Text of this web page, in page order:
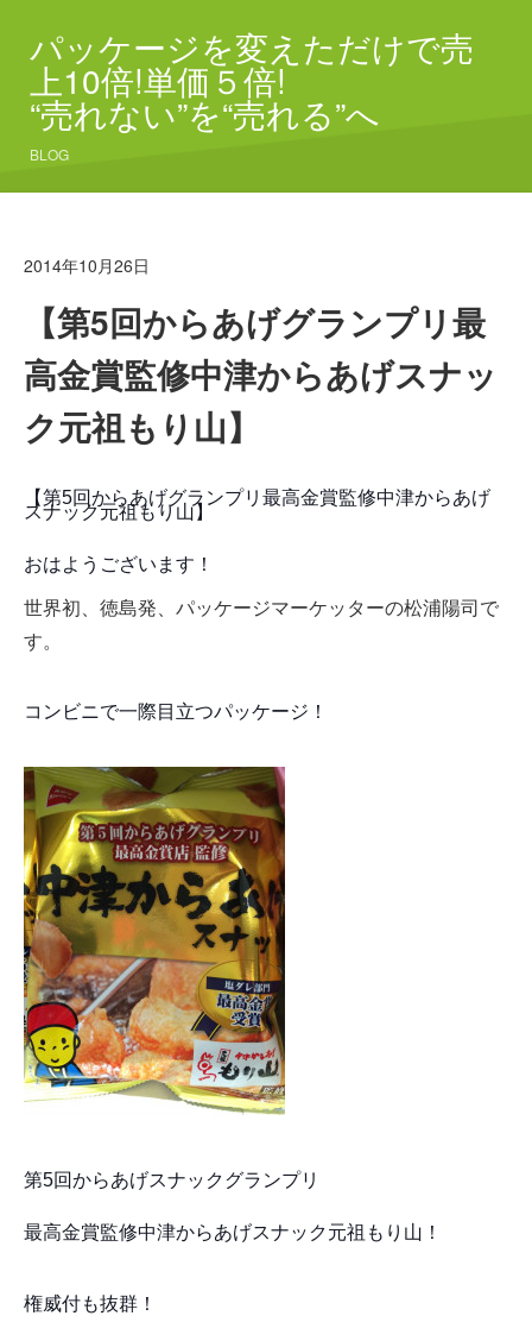
パッケージを変えただけで売
上10倍!単価５倍!
“売れない”を“売れる”へ
BLOG
2014年10月26日
【第5回からあげグランプリ最
高金賞監修中津からあげスナッ
ク元祖もり山】
【第5回からあげグランプリ最高金賞監修中津からあげ
スナック元祖もり山】
おはようございます！
世界初、徳島発、パッケージマーケッターの松浦陽司で
す。
コンビニで一際目立つパッケージ！
第5回からあげスナックグランプリ
最高金賞監修中津からあげスナック元祖もり山！
権威付も抜群！